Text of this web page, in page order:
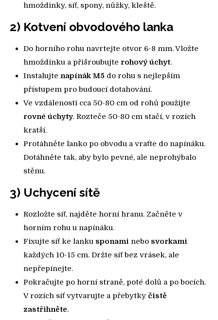
hmoždinky, síť, spony, nůžky, kleště.
2) Kotvení obvodového lanka
Do horního rohu navrtejte otvor 6-8 mm. Vložte
hmoždinku a přišroubujte rohový úchyt.
Instalujte napínák M5 do rohu s nejlepším
přístupem pro budoucí dotahování.
Ve vzdálenosti cca 50-80 cm od rohů použijte
rovné úchyty. Rozteče 50-80 cm stačí, v rozích
kratší.
Protáhněte lanko po obvodu a vraťte do napínáku.
Dotáhněte tak, aby bylo pevné, ale neprohýbalo
stěnu.
3) Uchycení sítě
Rozložte síť, najděte horní hranu. Začněte v
horním rohu u napínáku.
Fixujte síť ke lanku sponami nebo svorkami
každých 10-15 cm. Držte síť bez vrásek, ale
nepřepínejte.
Pokračujte po horní straně, poté dolů a po bocích.
V rozích síť vytvarujte a přebytky čistě
zastřihněte.